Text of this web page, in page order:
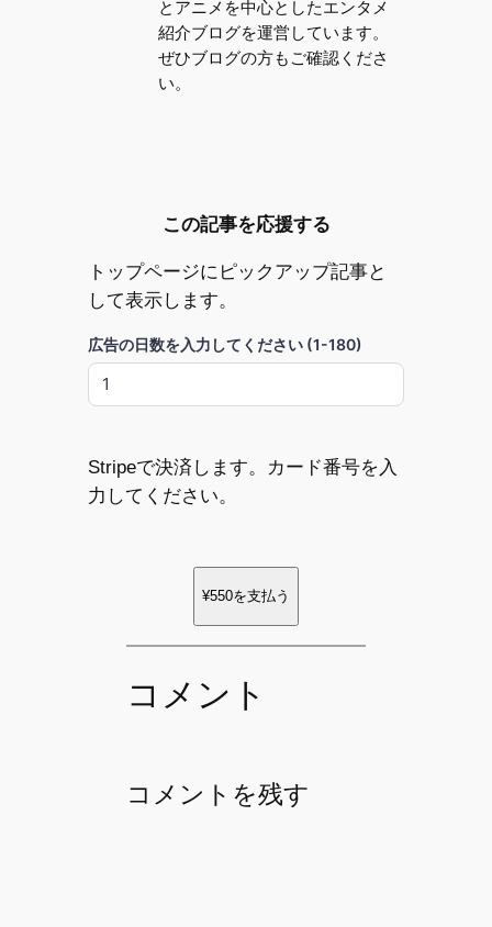
とアニメを中心としたエンタメ
紹介ブログを運営しています。
ぜひブログの方もご確認くださ
い。
この記事を応援する
トップページにピックアップ記事と
して表示します。
広告の日数を入力してください (1-180)
Stripeで決済します。カード番号を入
力してください。
¥550を支払う
コメント
コメントを残す